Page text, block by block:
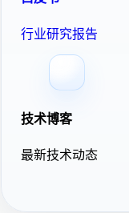
行业研究报告
技术博客
最新技术动态